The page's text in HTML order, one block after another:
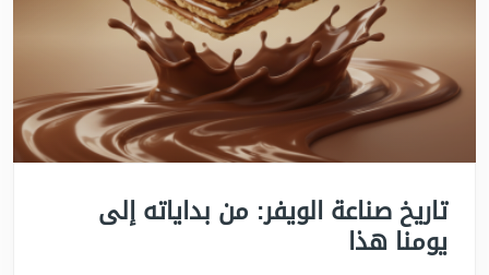
تاريخ صناعة الويفر: من بداياته إلى
يومنا هذا